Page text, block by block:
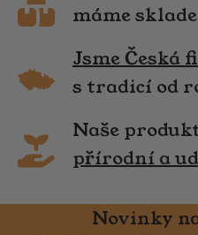
máme
Jsme Česká
s tradicí od
Naše
přírodní a
Novinky